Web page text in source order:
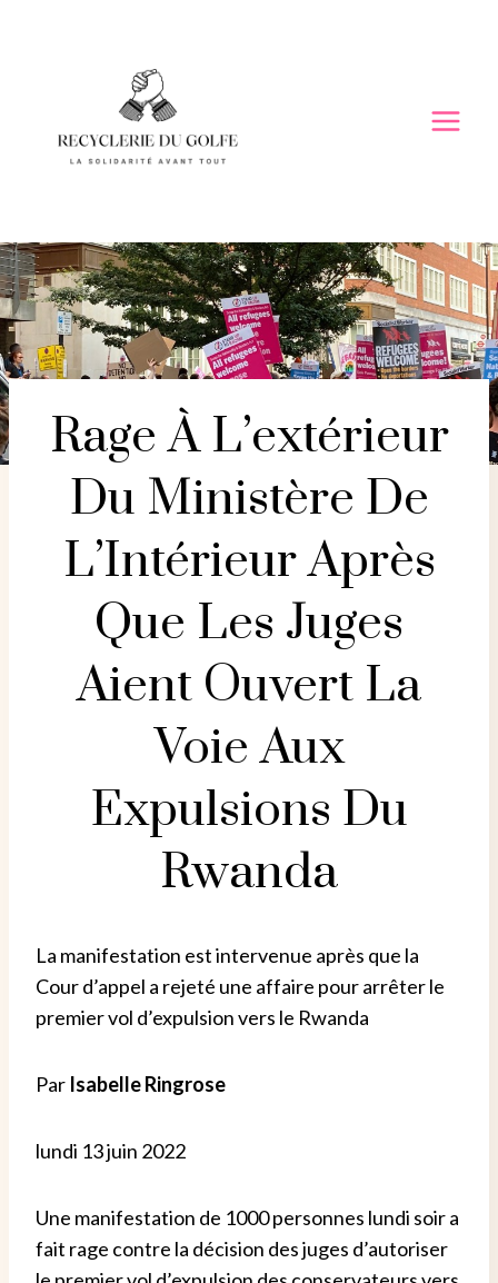
Rage À L’extérieur
Du Ministère De
L’Intérieur Après
Que Les Juges
Aient Ouvert La
Voie Aux
Expulsions Du
Rwanda
La manifestation est intervenue après que la
Cour d’appel a rejeté une affaire pour arrêter le
premier vol d’expulsion vers le Rwanda
Par Isabelle Ringrose
lundi 13 juin 2022
Une manifestation de 1000 personnes lundi soir a
fait rage contre la décision des juges d’autoriser